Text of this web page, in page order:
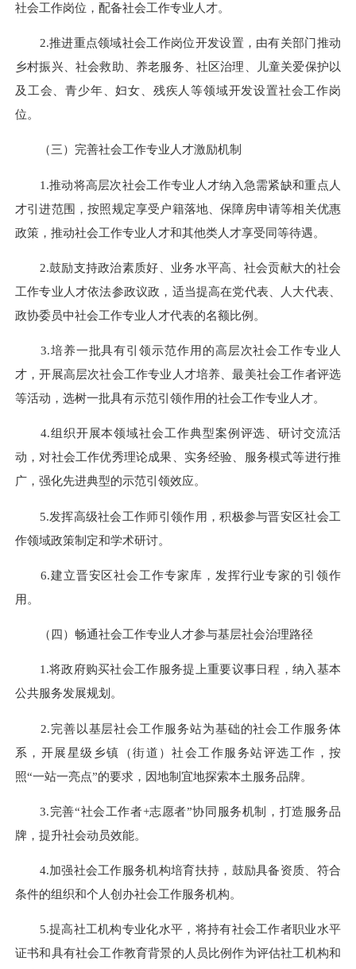
社会工作岗位，配备社会工作专业人才。
2.推进重点领域社会工作岗位开发设置，由有关部门推动
乡村振兴、社会救助、养老服务、社区治理、儿童关爱保护以
及工会、青少年、妇女、残疾人等领域开发设置社会工作岗
位。
（三）完善社会工作专业人才激励机制
1.推动将高层次社会工作专业人才纳入急需紧缺和重点人
才引进范围，按照规定享受户籍落地、保障房申请等相关优惠
政策，推动社会工作专业人才和其他类人才享受同等待遇。
2.鼓励支持政治素质好、业务水平高、社会贡献大的社会
工作专业人才依法参政议政，适当提高在党代表、人大代表、
政协委员中社会工作专业人才代表的名额比例。
3.培养一批具有引领示范作用的高层次社会工作专业人
才，开展高层次社会工作专业人才培养、最美社会工作者评选
等活动，选树一批具有示范引领作用的社会工作专业人才。
4.组织开展本领域社会工作典型案例评选、研讨交流活
动，对社会工作优秀理论成果、实务经验、服务模式等进行推
广，强化先进典型的示范引领效应。
5.发挥高级社会工作师引领作用，积极参与晋安区社会工
作领域政策制定和学术研讨。
6.建立晋安区社会工作专家库，发挥行业专家的引领作
用。
（四）畅通社会工作专业人才参与基层社会治理路径
1.将政府购买社会工作服务提上重要议事日程，纳入基本
公共服务发展规划。
2.完善以基层社会工作服务站为基础的社会工作服务体
系，开展星级乡镇（街道）社会工作服务站评选工作，按
照“一站一亮点”的要求，因地制宜地探索本土服务品牌。
3.完善“社会工作者+志愿者”协同服务机制，打造服务品
牌，提升社会动员效能。
4.加强社会工作服务机构培育扶持，鼓励具备资质、符合
条件的组织和个人创办社会工作服务机构。
5.提高社工机构专业化水平，将持有社会工作者职业水平
证书和具有社会工作教育背景的人员比例作为评估社工机构和